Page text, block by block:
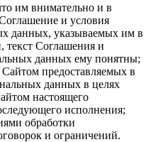
им внимательно и в
и условия
данных, указываемых им в
текст Соглашения и
данных ему понятны;
Сайтом предоставляемых в
данных в целях
настоящего
исполнения;
обработки
и ограничений.